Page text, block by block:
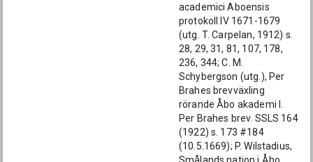
academici Aboensis
protokoll IV 1671-1679
(utg. T. Carpelan, 1912) s.
28, 29, 31, 81, 107, 178,
236, 344; C. M.
Schybergson (utg.), Per
Brahes brevväxling
rörande Åbo akademi I.
Per Brahes brev. SSLS 164
(1922) s. 173 #184
(10.5.1669); P. Wilstadius,